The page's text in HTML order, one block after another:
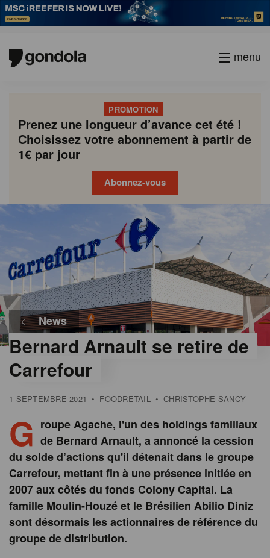
menu
PROMOTION
Prenez une longueur d’avance cet été !
Choisissez votre abonnement à partir de
1€ par jour
Abonnez-vous
News
Bernard Arnault se retire de
Carrefour
1 SEPTEMBRE 2021 • FOODRETAIL • CHRISTOPHE SANCY
G roupe Agache, l'un des holdings familiaux
de Bernard Arnault, a annoncé la cession
du solde d’actions qu'il détenait dans le groupe
Carrefour, mettant fin à une présence initiée en
2007 aux côtés du fonds Colony Capital. La
famille Moulin-Houzé et le Brésilien Abilio Diniz
sont désormais les actionnaires de référence du
groupe de distribution.
Gondola
Gondola